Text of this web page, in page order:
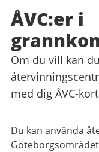
ÅVC:er i
Om du vill kan
med dig ÅVC-
Du kan använda